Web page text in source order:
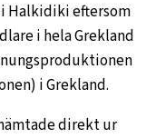
Halkidiki eftersom
i hela Grekland
i Grekland.
direkt ur